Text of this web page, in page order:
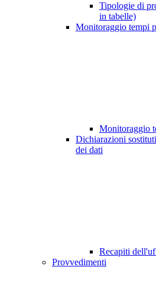
Tipologie di
in tabelle)
Monitoraggio tempi
Monitoraggio
Dichiarazioni
dei dati
Recapiti
Provvedimenti